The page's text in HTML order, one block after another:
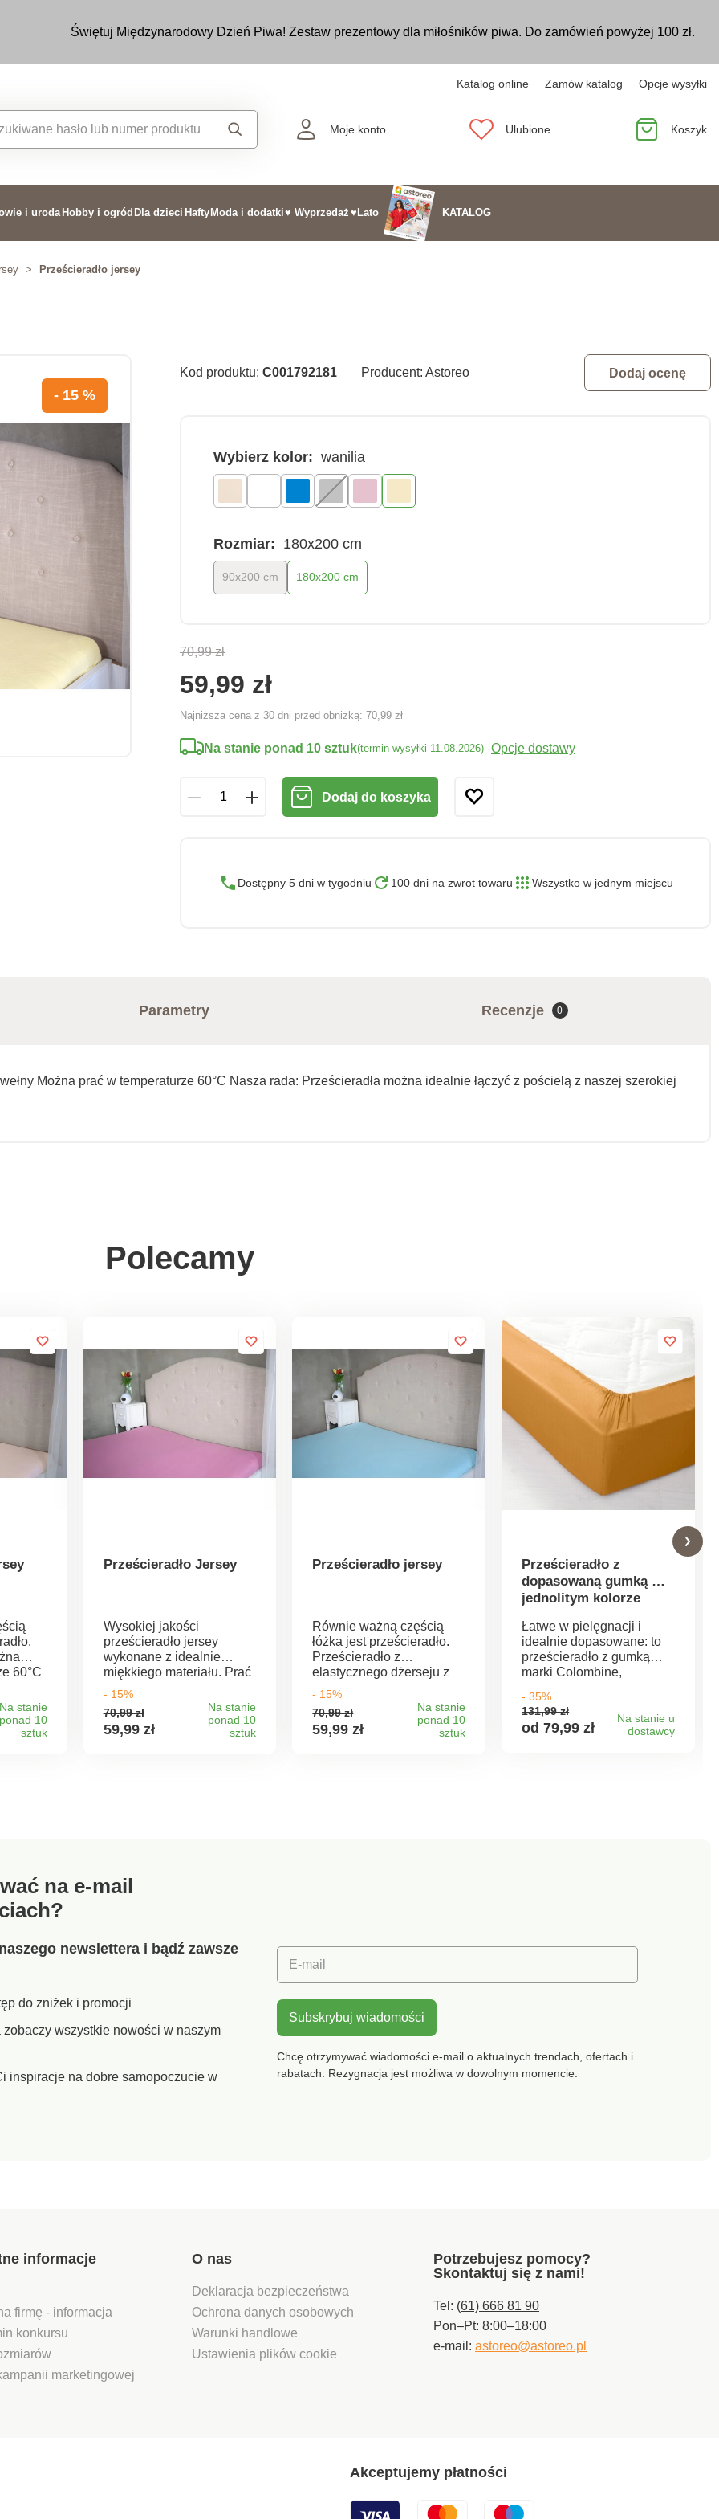
Świętuj Międzynarodowy Dzień Piwa! Zestaw prezentowy dla miłośników piwa. Do zamówień powyżej 100 zł.
Katalog online Zamów katalog Opcje wysyłki
Moje konto Ulubione Koszyk
i uroda Hobby i ogród Dla dzieci Hafty Moda i dodatki♥ Wyprzedaż ♥Lato KATALOG
> Prześcieradło jersey
- 15 %
Kod produktu: C001792181 Producent: Astoreo Dodaj ocenę
Wybierz kolor: wanilia
Rozmiar: 180x200 cm
90x200 cm 180x200 cm
70,99 zł
59,99 zł
Najniższa cena z 30 dni przed obniżką: 70,99 zł
Na stanie ponad 10 sztuk(termin wysyłki 11.08.2026) -Opcje dostawy
Dodaj do koszyka
Dostępny 5 dni w tygodniu 100 dni na zwrot towaru Wszystko w jednym miejscu
Parametry Recenzje 0
Można prać w temperaturze 60°C Nasza rada: Prześcieradła można idealnie łączyć z pościelą z naszej szerokiej
Polecamy
60°C
z
stanie
10
sztuk
Prześcieradło Jersey
Wysokiej jakości
prześcieradło jersey
wykonane z idealnie
miękkiego materiału. Prać
w temperaturze 60°C.
- 15%
70,99 zł
59,99 zł
Na stanie
ponad 10
sztuk
Prześcieradło jersey
Równie ważną częścią
łóżka jest prześcieradło.
Prześcieradło z
elastycznego dżerseju z
naszej oferty spełnia
wszystkie wymagania
dotyczące komfortu i
przyjemnie miękkiego
- 15%
70,99 zł
59,99 zł
Na stanie
ponad 10
sztuk
Prześcieradło z
dopasowaną gumką w
jednolitym kolorze
głębokości narożnika
32 cm, wykonane z
bawełny
Łatwe w pielęgnacji i
idealnie dopasowane: to
prześcieradło z gumką
marki Colombine,
bawełny. Wykonane z
materiału
wyselekcjonowanego ze
przestrzeganie zasad
praktyki społeczne. Aby
- 35%
131,99 zł
od 79,99 zł
Na stanie u
dostawcy
na e-mail
newslettera i bądź zawsze
do zniżek i promocji
wszystkie nowości w naszym
inspiracje na dobre samopoczucie w
E-mail
Subskrybuj wiadomości
Chcę otrzymywać wiadomości e-mail o aktualnych trendach, ofertach i
rabatach. Rezygnacja jest możliwa w dowolnym momencie.
informacje
firmę - informacja
konkursu
marketingowej
O nas
Deklaracja bezpieczeństwa
Ochrona danych osobowych
Warunki handlowe
Ustawienia plików cookie
Potrzebujesz pomocy?
Skontaktuj się z nami!
Tel: (61) 666 81 90
Pon–Pt: 8:00–18:00
e-mail: astoreo@astoreo.pl
Akceptujemy płatności